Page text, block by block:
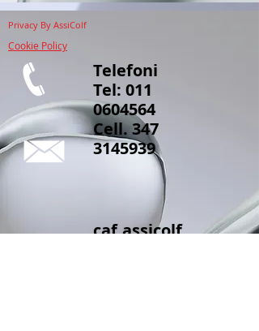
Privacy By AssiColf
Cookie Policy
Telefoni
Tel: 011
0604564
Cell.347
3145939
caf.assicolf